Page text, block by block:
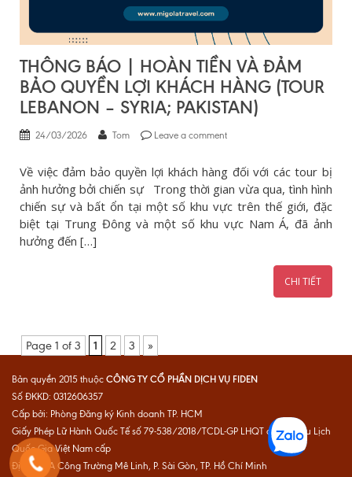
THÔNG BÁO | HOÀN TIỀN VÀ ĐẢM
BẢO QUYỀN LỢI KHÁCH HÀNG (TOUR
LEBANON – SYRIA; PAKISTAN)
24/03/2026 Tom Leave a comment
Về việc đảm bảo quyền lợi khách hàng đối với các tour bị
ảnh hưởng bởi chiến sự Trong thời gian vừa qua, tình hình
chiến sự và bất ổn tại một số khu vực trên thế giới, đặc
biệt tại Trung Đông và một số khu vực Nam Á, đã ảnh
hưởng đến […]
CHI TIẾT
Page 1 of 3 1 2 3 »
Bản quyền 2015 thuộc CÔNG TY CỔ PHẦN DỊCH VỤ FIDEN
Số ĐKKD: 0312606357
Cấp bởi: Phòng Đăng ký Kinh doanh TP. HCM
Giấy Phép Lữ Hành Quốc Tế số 79-538/2018/TCDL-GP LHQT do Cục Du Lịch
Quốc Gia Việt Nam cấp
Địa chỉ: 1A Công Trường Mê Linh, P. Sài Gòn, TP. Hồ Chí Minh